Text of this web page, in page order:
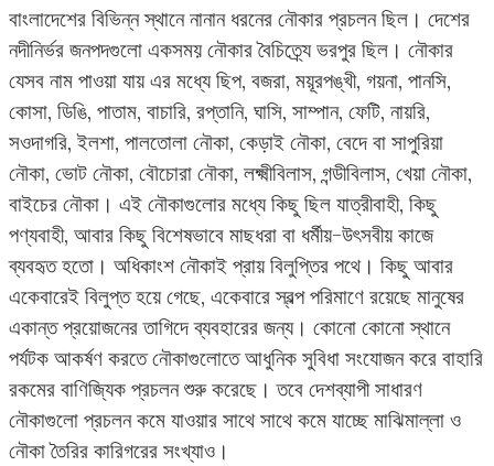
বাংলাদেশের বিভিন্ন স্থানে নানান ধরনের নৌকার প্রচলন ছিল। দেশের
নদীনির্ভর জনপদগুলো একসময় নৌকার বৈচিত্র্যে ভরপুর ছিল। নৌকার
যেসব নাম পাওয়া যায় এর মধ্যে ছিপ, বজরা, ময়ূরপঙ্খী, গয়না, পানসি,
কোসা, ডিঙি, পাতাম, বাচারি, রপ্তানি, ঘাসি, সাম্পান, ফেটি, নায়রি,
সওদাগরি, ইলশা, পালতোলা নৌকা, কেড়াই নৌকা, বেদে বা সাপুরিয়া
নৌকা, ভোট নৌকা, বৌচোরা নৌকা, লক্ষ্মীবিলাস, গন্ডীবিলাস, খেয়া নৌকা,
বাইচের নৌকা। এই নৌকাগুলোর মধ্যে কিছু ছিল যাত্রীবাহী, কিছু
পণ্যবাহী, আবার কিছু বিশেষভাবে মাছধরা বা ধর্মীয়-উৎসবীয় কাজে
ব্যবহৃত হতো। অধিকাংশ নৌকাই প্রায় বিলুপ্তির পথে। কিছু আবার
একেবারেই বিলুপ্ত হয়ে গেছে, একেবারে স্বল্প পরিমাণে রয়েছে মানুষের
একান্ত প্রয়োজনের তাগিদে ব্যবহারের জন্য। কোনো কোনো স্থানে
পর্যটক আকর্ষণ করতে নৌকাগুলোতে আধুনিক সুবিধা সংযোজন করে বাহারি
রকমের বাণিজ্যিক প্রচলন শুরু করেছে। তবে দেশব্যাপী সাধারণ
নৌকাগুলো প্রচলন কমে যাওয়ার সাথে সাথে কমে যাচ্ছে মাঝিমাল্লা ও
নৌকা তৈরির কারিগরের সংখ্যাও।